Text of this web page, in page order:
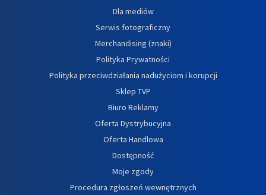
Dla mediów
Serwis fotograficzny
Merchandising (znaki)
Polityka Prywatności
Polityka przeciwdziałania nadużyciom i korupcji
Sklep TVP
Biuro Reklamy
Oferta Dystrybucyjna
Oferta Handlowa
Dostępność
Moje zgody
Procedura zgłoszeń wewnętrznych